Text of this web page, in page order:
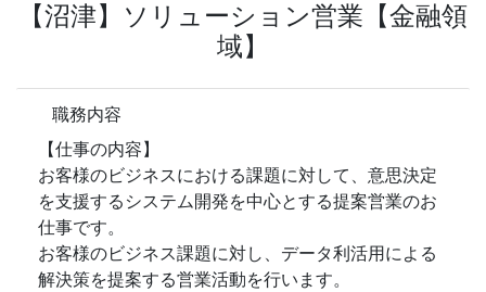
【沼津】ソリューション営業【金融領
域】
職務内容
【仕事の内容】
お客様のビジネスにおける課題に対して、意思決定
を支援するシステム開発を中心とする提案営業のお
仕事です。
お客様のビジネス課題に対し、データ利活用による
解決策を提案する営業活動を行います。